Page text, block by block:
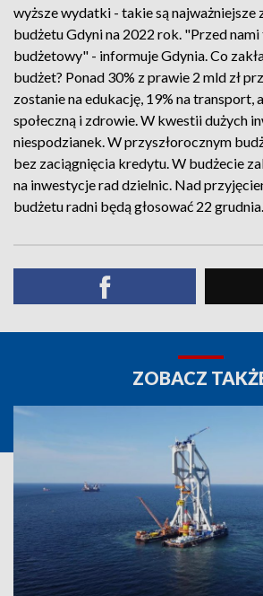
wyższe wydatki - takie są najważniejsze
budżetu Gdyni na 2022 rok. "Przed
budżetowy" - informuje Gdynia. Co
budżet? Ponad 30% z prawie 2 mld zł
zostanie na edukację, 19% na transport,
społeczną i zdrowie. W kwestii dużych
niespodzianek. W przyszłorocznym
bez zaciągnięcia kredytu. W budżecie
na inwestycje rad dzielnic. Nad
budżetu radni będą głosować 22 grudnia.
ZOBACZ